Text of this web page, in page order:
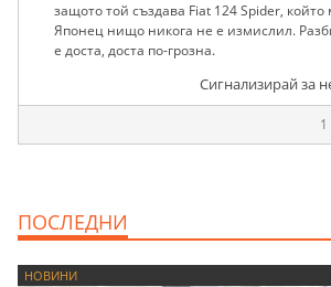
защото той създава Fiat 124 Spider, който
Японец нищо никога не е измислил.
е доста, доста по-грозна.
Сигнализирай за
1
ПОСЛЕДНИ
НОВИНИ